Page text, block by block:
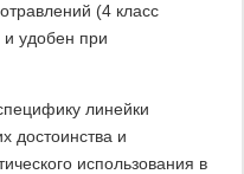
(4 класс
и удобен при
линейки
достоинства и
использования в